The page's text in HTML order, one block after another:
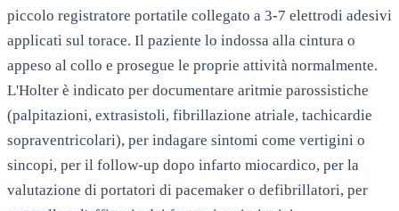
piccolo registratore portatile collegato a 3-7 elettrodi adesivi
applicati sul torace. Il paziente lo indossa alla cintura o
appeso al collo e prosegue le proprie attività normalmente.
L'Holter è indicato per documentare aritmie parossistiche
(palpitazioni, extrasistoli, fibrillazione atriale, tachicardie
sopraventricolari), per indagare sintomi come vertigini o
sincopi, per il follow-up dopo infarto miocardico, per la
valutazione di portatori di pacemaker o defibrillatori, per